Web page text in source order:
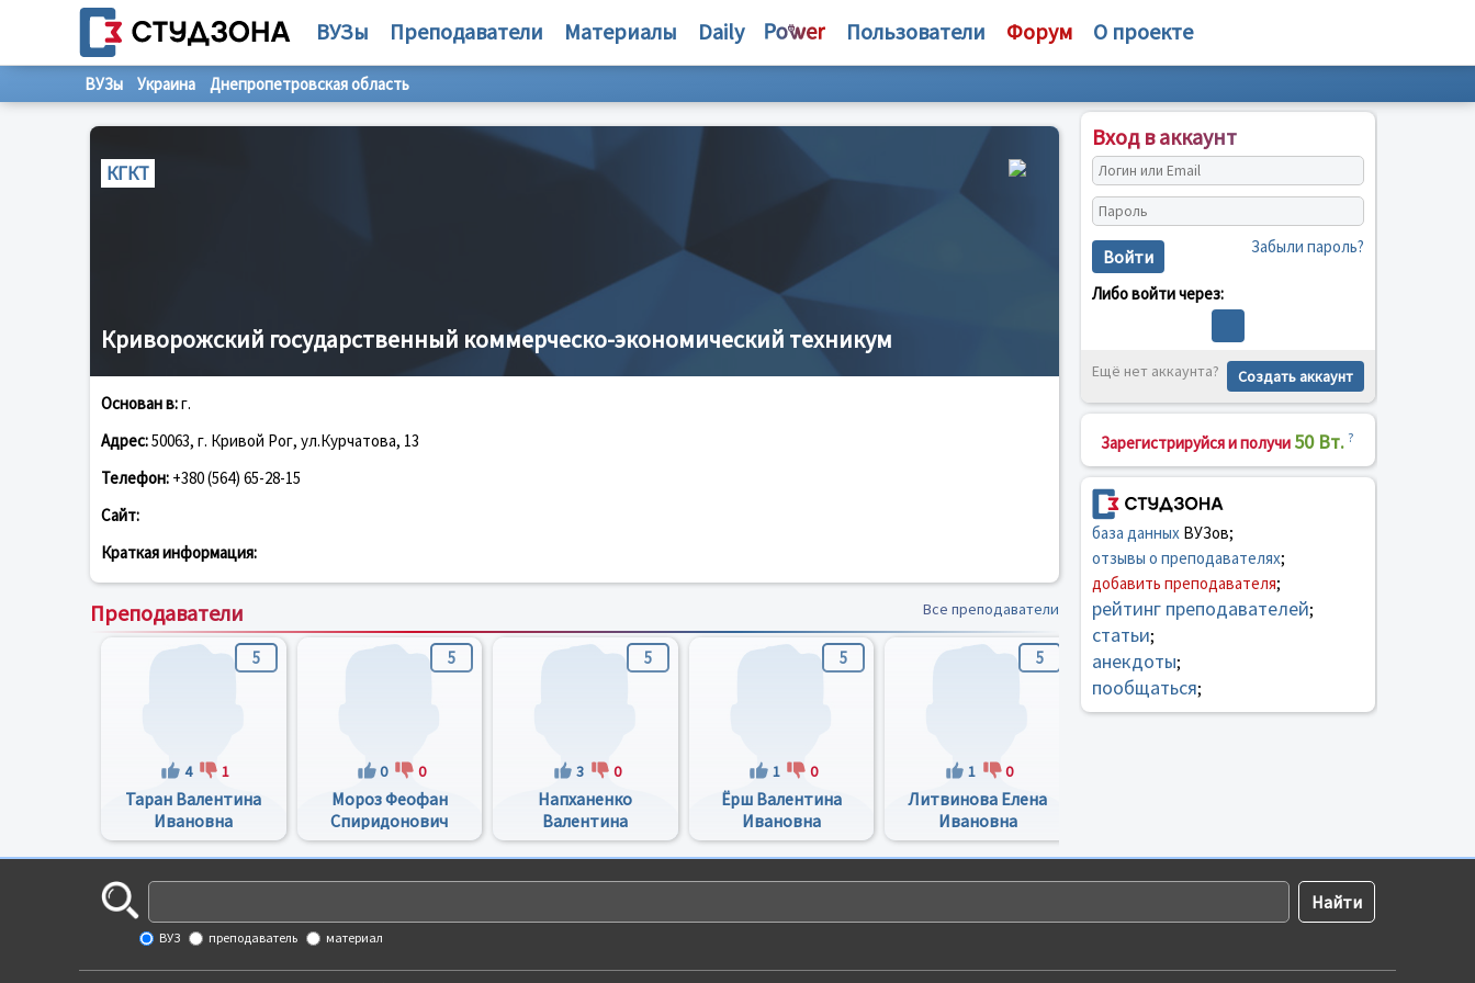
ВУЗы Преподаватели Материалы Daily Пользователи Форум О проекте
ВУЗы Украина Днепропетровская область
КГКТ
Криворожский государственный коммерческо-экономический техникум
Основан в:г.
Адрес:50063, г. Кривой Рог, ул.Курчатова, 13
Телефон: +380 (564) 65-28-15
Сайт:
Краткая информация:
Преподаватели Все преподаватели
5
4 1
Таран Валентина
Ивановна
5
0 0
Мороз Феофан
Спиридонович
5
3 0
Напханенко
Валентина
Николаевна
5
1 0
Ёрш Валентина
Ивановна
5
1 0
Литвинова Елена
Ивановна
Вход в аккаунт
Войти Забыли пароль?
Либо войти через:
Ещё нет аккаунта? Создать аккаунт
Зарегистрируйся и получи 50 Вт. ?
база данныхВУЗов;
отзывы о преподавателях;
добавить преподавателя;
рейтинг преподавателей;
статьи;
анекдоты;
пообщаться;
ВУЗ преподаватель материал